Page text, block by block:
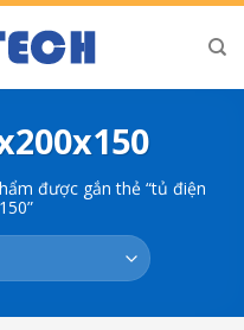
được gắn thẻ “tủ điện